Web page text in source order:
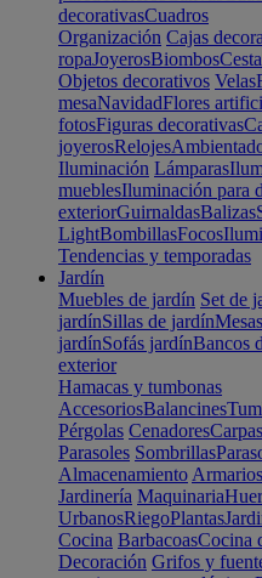
decorativasCuadros
Organización Cajas
ropaJoyerosBiombos
Objetos decorativos Velas
mesaNavidadFlores
fotosFiguras decorativas
joyerosRelojes
Iluminación Lámparas
mueblesIluminación para
exteriorGuirnaldasBalizas
LightBombillasFocos
Tendencias y temporadas
Jardín
Muebles de jardín Set de
jardínSillas de jardín
jardínSofás jardínBancos
exterior
Hamacas y tumbonas
AccesoriosBalancines
Pérgolas CenadoresCarpas
Parasoles Sombrillas
Almacenamiento Armarios
Jardinería Maquinaria
UrbanosRiegoPlantas
Cocina BarbacoasCocina
Decoración Grifos y